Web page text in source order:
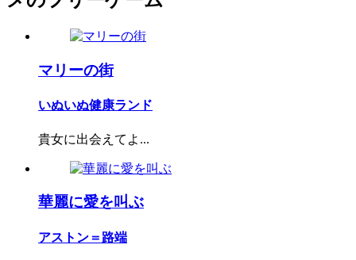
マリーの街
いぬいぬ健康ランド
貴女に出会えてよ...
華麗に愛を叫ぶ
アストン＝路端